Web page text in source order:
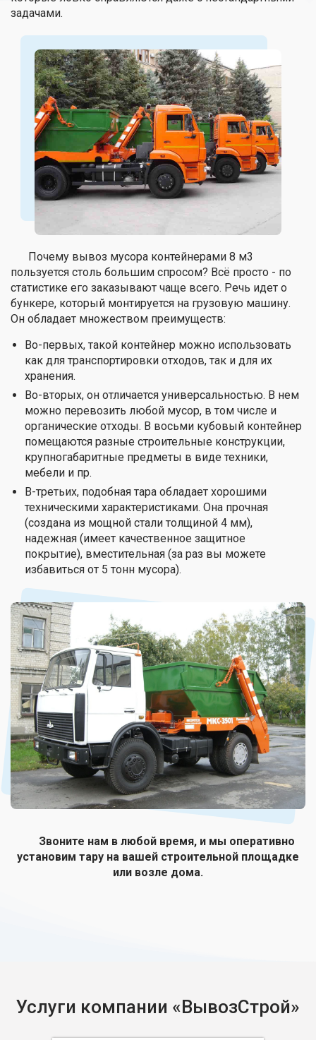
задачами.
Почему вывоз мусора контейнерами 8 м3
пользуется столь большим спросом? Всё просто - по
статистике его заказывают чаще всего. Речь идет о
бункере, который монтируется на грузовую машину.
Он обладает множеством преимуществ:
Во-первых, такой контейнер можно использовать
как для транспортировки отходов, так и для их
хранения.
Во-вторых, он отличается универсальностью. В нем
можно перевозить любой мусор, в том числе и
органические отходы. В восьми кубовый контейнер
помещаются разные строительные конструкции,
крупногабаритные предметы в виде техники,
мебели и пр.
В-третьих, подобная тара обладает хорошими
техническими характеристиками. Она прочная
(создана из мощной стали толщиной 4 мм),
надежная (имеет качественное защитное
покрытие), вместительная (за раз вы можете
избавиться от 5 тонн мусора).
Звоните нам в любой время, и мы оперативно
установим тару на вашей строительной площадке
или возле дома.
Услуги компании «ВывозСтрой»